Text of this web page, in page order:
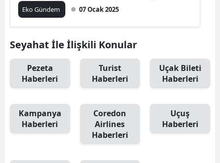
Eko Gündem 07 Ocak 2025
Seyahat İle İlişkili Konular
Pezeta
Haberleri
Turist
Haberleri
Uçak Bileti
Haberleri
Kampanya
Haberleri
Coredon
Airlines
Haberleri
Uçuş
Haberleri